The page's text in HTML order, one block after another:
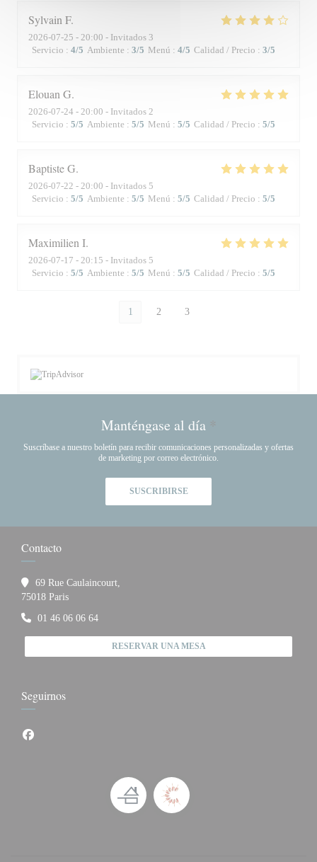
Sylvain F
2026-07-25 - 20:00 - Invitados 3
Servicio : 4/5 Ambiente : 3/5 Menú : 4/5 Calidad / Precio : 3/5
Elouan G
2026-07-24 - 20:00 - Invitados 2
Servicio : 5/5 Ambiente : 5/5 Menú : 5/5 Calidad / Precio : 5/5
BaptisteG
2026-07-22 - 20:00 - Invitados 5
Servicio : 5/5 Ambiente : 5/5 Menú : 5/5 Calidad / Precio : 5/5
Maximilien I
2026-07-17 - 20:15 - Invitados 5
Servicio : 5/5 Ambiente : 5/5 Menú : 5/5 Calidad / Precio : 5/5
1 2 3
Manténgase al día *
Suscríbase a nuestro boletín para recibir comunicaciones personalizadas y ofertas
de marketing por correo electrónico.
SUSCRIBIRSE
Contacto
69 Rue Caulaincourt,
75018 Paris((abre en una nueva ventana))
01 46 06 06 64
RESERVAR UNA MESA
Seguirnos
Facebook ((abre en una nueva ventana))